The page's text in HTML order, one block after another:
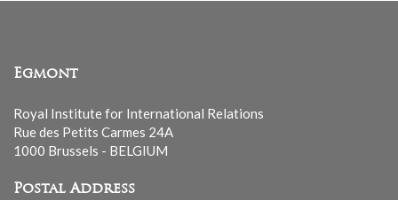
Egmont
Royal Institute for International Relations
Rue des Petits Carmes 24A
1000 Brussels - BELGIUM
Postal Address